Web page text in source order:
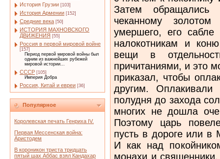
История Грузии [103]
История Армении [152]
Средние века [50]
ИСТОРИЯ МАХНОВСКОГО
ДВИЖЕНИЯ [55]
Россия в первой мировой войне
[157]
Период первой мировой войны был
одним из важнейших рубежей
мировой истории...
СССР [105]
Империя Добра
Россия, Китай и евреи [36]
Популярное
Королевская печать Генриха IV.
Первая Мессенская война:
Аристодем
В короникон триста тридцать
пятый шах Аббас взял Кандахар
Затем
чеканному
умершего, его
налокотникам и
вещи в
причитаниями, и это
приказал, чтобы
другим.
полудня до захода
многих не дошла
Поэтому царь
пусть в дороге или в
И как над
монахи и